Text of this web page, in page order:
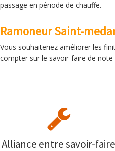
passage en période de chauffe.
Ramoneur Saint-
Vous souhaiteriez améliorer les
compter sur le savoir-faire de
Alliance entre savoir-faire